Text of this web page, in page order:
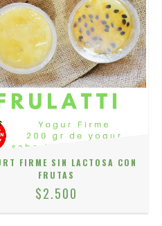
FIRME SIN LACTOSA CON
FRUTAS
$2.500